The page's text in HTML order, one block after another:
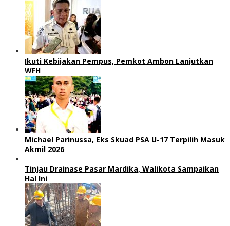
Ikuti Kebijakan Pempus, Pemkot Ambon Lanjutkan
WFH
Michael Parinussa, Eks Skuad PSA U-17 Terpilih Masuk
Akmil 2026
Tinjau Drainase Pasar Mardika, Walikota Sampaikan
Hal Ini